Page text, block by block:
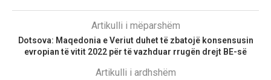
Artikulli i mëparshëm
Dotsova: Maqedonia e Veriut duhet të zbatojë konsensusin
evropian të vitit 2022 për të vazhduar rrugën drejt BE-së
Artikulli i ardhshëm